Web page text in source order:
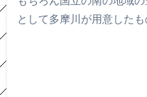
として多摩川が用意したも